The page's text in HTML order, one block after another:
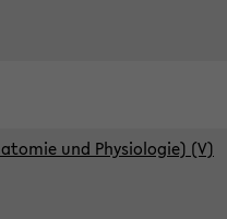
und Physiologie) (V)